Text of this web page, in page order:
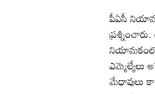
పీఏసీ
నియామకంలో
ఎమ్మెల్యేలు
మేధావులు